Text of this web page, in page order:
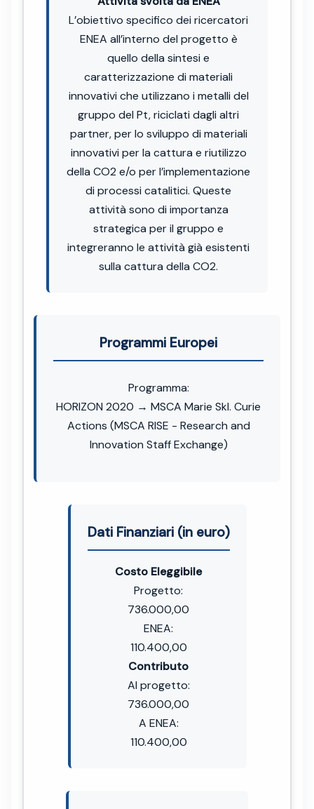
L’obiettivo specifico dei ricercatori
ENEA all’interno del progetto è
quello della sintesi e
caratterizzazione di materiali
innovativi che utilizzano i metalli del
gruppo del Pt, riciclati dagli altri
partner, per lo sviluppo di materiali
innovativi per la cattura e riutilizzo
della CO2 e/o per l’implementazione
di processi catalitici. Queste
attività sono di importanza
strategica per il gruppo e
integreranno le attività già esistenti
sulla cattura della CO2.
Programmi Europei
Programma:
HORIZON 2020 → MSCA Marie Skl. Curie
Actions (MSCA RISE - Research and
Innovation Staff Exchange)
Dati Finanziari (in euro)
Costo Eleggibile
Progetto:
736.000,00
ENEA:
110.400,00
Contributo
Al progetto:
736.000,00
A ENEA:
110.400,00